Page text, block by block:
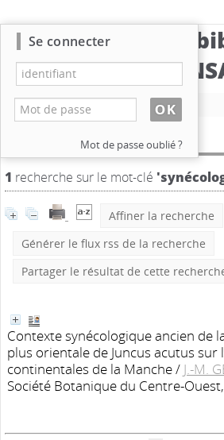
Catalogue de la
du
Nouvelle recherche
Résultat de la recherche
1 recherche sur le mot-clé
Affiner la recherche
Générer le flux rss de la recherche
Partager le résultat de cette
Contexte synécologique ancien de
plus orientale de Juncus acutus sur
continentales de la Manche/ J.-M.
Société Botanique du Centre-
Se connecter
Mot de passe oublié ?